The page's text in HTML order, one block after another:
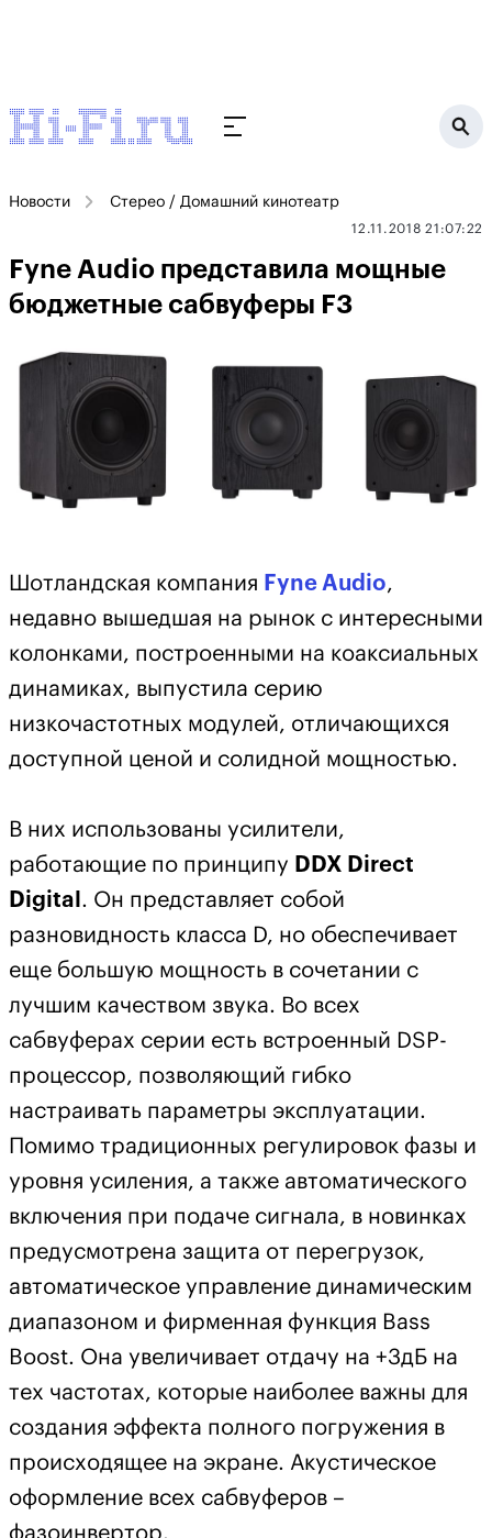
Новости Стерео / Домашний кинотеатр
12.11.2018 21:07:22
Fyne Audio представила мощные
бюджетные сабвуферы F3
Шотландская компания Fyne Audio,
недавно вышедшая на рынок с интересными
колонками, построенными на коаксиальных
динамиках, выпустила серию
низкочастотных модулей, отличающихся
доступной ценой и солидной мощностью.
В них использованы усилители,
работающие по принципу DDX Direct
Digital . Он представляет собой
разновидность класса D, но обеспечивает
еще большую мощность в сочетании с
лучшим качеством звука. Во всех
сабвуферах серии есть встроенный DSP-
процессор, позволяющий гибко
настраивать параметры эксплуатации.
Помимо традиционных регулировок фазы и
уровня усиления, а также автоматического
включения при подаче сигнала, в новинках
предусмотрена защита от перегрузок,
автоматическое управление динамическим
диапазоном и фирменная функция Bass
Boost. Она увеличивает отдачу на +3дБ на
тех частотах, которые наиболее важны для
создания эффекта полного погружения в
происходящее на экране. Акустическое
оформление всех сабвуферов –
фазоинвертор.